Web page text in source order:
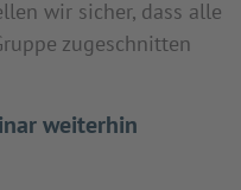
wir sicher, dass alle
zugeschnitten
weiterhin